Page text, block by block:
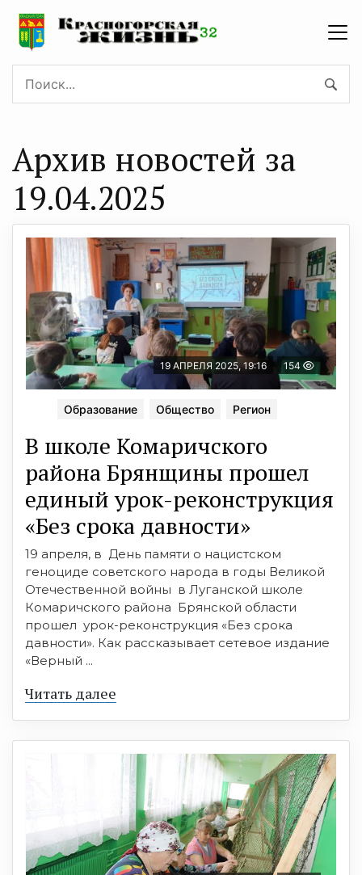
Архив новостей за
19.04.2025
19 АПРЕЛЯ 2025, 19:16 154
Образование Общество Регион
В школе Комаричского
района Брянщины прошел
единый урок-реконструкция
«Без срока давности»
19 апреля, в День памяти о нацистском
геноциде советского народа в годы Великой
Отечественной войны в Луганской школе
Комаричского района Брянской области
прошел урок-реконструкция «Без срока
давности». Как рассказывает сетевое издание
«Верный ...
Читать далее